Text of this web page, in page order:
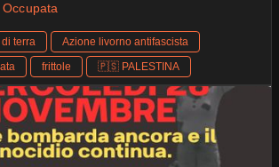
terra
Azione livorno antifascista
frittole 🇵🇸 PALESTINA